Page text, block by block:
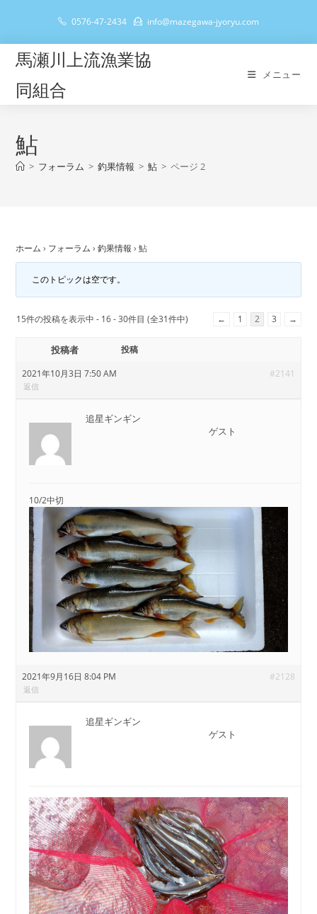
テ
0576-47-2434 info@mazegawa-jyoryu.com
馬瀬川上流漁業協
同組合
メニュー
鮎
> フォーラム > 釣果情報 > 鮎 > ページ 2
ホーム › フォーラム › 釣果情報 › 鮎
このトピックは空です。
15件の投稿を表示中 - 16 - 30件目 (全31件中) ← 1 2 3 →
投稿者
投稿
2021年10月3日 7:50 AM
#2141
返信
追星ギンギン
ゲスト
10/2中切
2021年9月16日 8:04 PM #2128
返信
追星ギンギン
ゲスト